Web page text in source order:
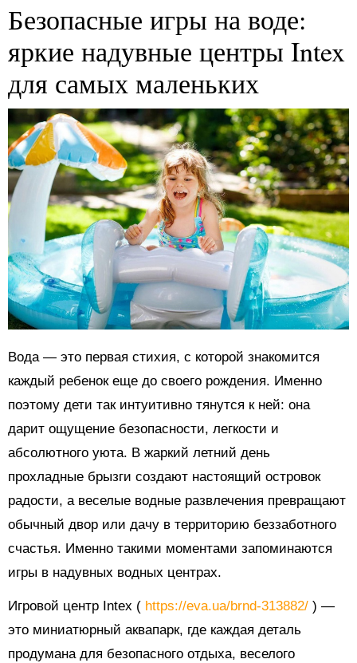
Безопасные игры на воде:
яркие надувные центры Intex
для самых маленьких
Вода — это первая стихия, с которой знакомится
каждый ребенок еще до своего рождения. Именно
поэтому дети так интуитивно тянутся к ней: она
дарит ощущение безопасности, легкости и
абсолютного уюта. В жаркий летний день
прохладные брызги создают настоящий островок
радости, а веселые водные развлечения превращают
обычный двор или дачу в территорию беззаботного
счастья. Именно такими моментами запоминаются
игры в надувных водных центрах.
Игровой центр Intex ( https://eva.ua/brnd-313882/ ) —
это миниатюрный аквапарк, где каждая деталь
продумана для безопасного отдыха, веселого